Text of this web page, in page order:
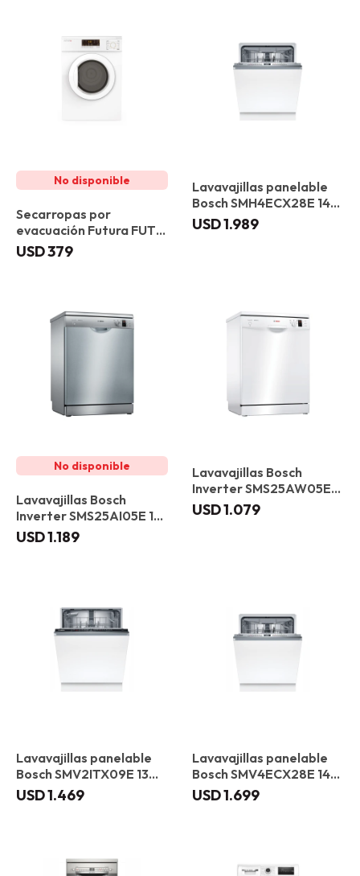
Secarropas por
evacuación Futura FUT-
SF70EV 7 kg
USD379
Lavavajillas panelable
Bosch SMH4ECX28E 14
Servicios Puerta
USD1.989
Lavavajillas Bosch
Inverter SMS25AI05E 12
servicios
USD1.189
Lavavajillas Bosch
Inverter SMS25AW05E
12 servicios
USD1.079
Lavavajillas panelable
Bosch SMV2ITX09E 13
servicios
USD1.469
Lavavajillas panelable
Bosch SMV4ECX28E 14
servicios
USD1.699